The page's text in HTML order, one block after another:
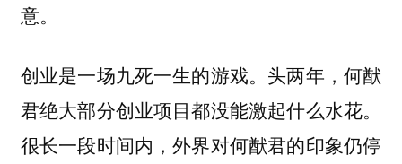
意。
创业是一场九死一生的游戏。头两年，何猷
君绝大部分创业项目都没能激起什么水花。
很长一段时间内，外界对何猷君的印象仍停